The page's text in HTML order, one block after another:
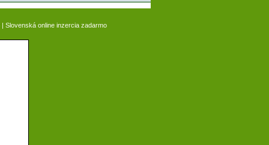
| Slovenská online inzercia zadarmo